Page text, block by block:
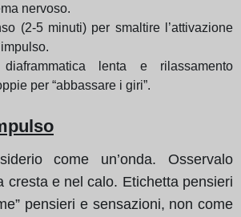
nervoso.
(2-5 minuti) per smaltire l’attivazione
diaframmatica lenta e rilassamento
per “abbassare i giri”.
come un’onda. Osservalo
cresta e nel calo. Etichetta pensieri
pensieri e sensazioni, non come